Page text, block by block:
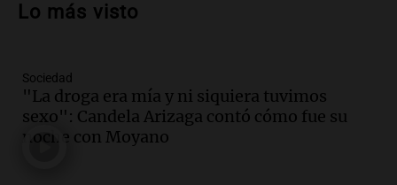
la soberanía digital en Argentina
Audio.
de semana helado y ciudadanos
marchan contra reforma de tierras
Panorama Federal
Lo más visto
Sociedad
"La droga era mía y ni siquiera tuvimos
sexo": Candela Arizaga contó cómo fue su
noche con Moyano